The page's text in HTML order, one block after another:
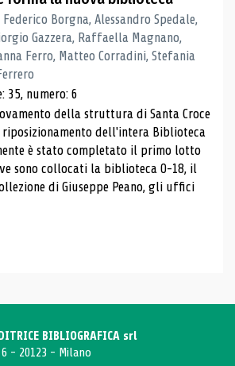
Borgna, Alessandro Spedale,
Gazzera, Raffaella Magnano,
Ferro, Matteo Corradini, Stefania
35, numero: 6
della struttura di Santa Croce
riposizionamento dell'intera Biblioteca
è stato completato il primo lotto
sono collocati la biblioteca 0-18, il
di Giuseppe Peano, gli uffici
BIBLIOGRAFICA srl
- 20123 - Milano